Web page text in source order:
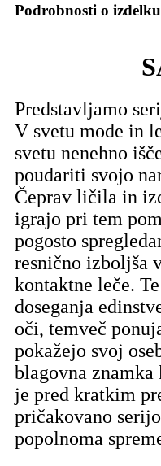
Podrobnosti o izdelku
Predstavljamo
V svetu mode in
svetu nenehno
poudariti svojo
Čeprav ličila in
igrajo pri tem
pogosto
resnično izboljša
kontaktne leče.
doseganja
oči, temveč
pokažejo svoj
blagovna
je pred kratkim
pričakovano
popolnoma